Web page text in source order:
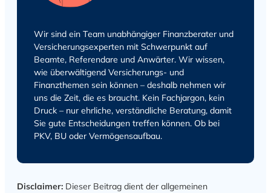
Wir sind ein Team unabhängiger Finanzberater und
Versicherungsexperten mit Schwerpunkt auf
Beamte, Referendare und Anwärter. Wir wissen,
wie überwältigend Versicherungs- und
Finanzthemen sein können – deshalb nehmen wir
uns die Zeit, die es braucht. Kein Fachjargon, kein
Druck – nur ehrliche, verständliche Beratung, damit
Sie gute Entscheidungen treffen können. Ob bei
PKV, BU oder Vermögensaufbau.
Disclaimer: Dieser Beitrag dient der allgemeinen